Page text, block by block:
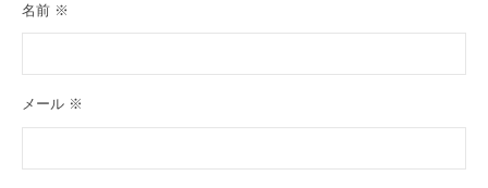
名前 ※
メール ※